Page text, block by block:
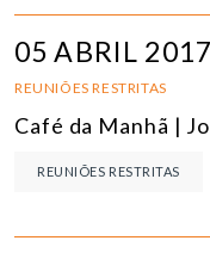
05 ABRIL 2017
REUNIÕES RESTRITAS
Café da Manhã |
REUNIÕES RESTRITAS